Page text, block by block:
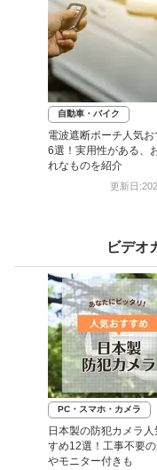
自動車・バイク
電波遮断ポーチ人気お
6選！実用性がある、
れなものを紹介
更新日
ビデオ
PC・スマホ・カメラ
日本製の防犯カメラ
すめ12選！工事不要の
やモニター付きも